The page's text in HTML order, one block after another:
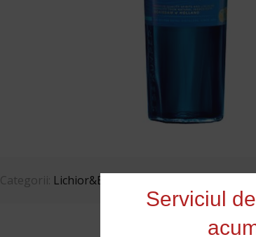
Categorii: Lichior&Bitter
Serviciul